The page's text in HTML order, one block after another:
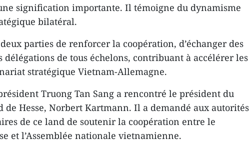
signification importante. Il témoigne du dynamisme
bilatéral.
parties de renforcer la coopération, d’échanger des
délégations de tous échelons, contribuant à accélérer les
stratégique Vietnam-Allemagne.
Truong Tan Sang a rencontré le président du
de Hesse, Norbert Kartmann. Il a demandé aux autorités
de ce land de soutenir la coopération entre le
et l’Assemblée nationale vietnamienne.